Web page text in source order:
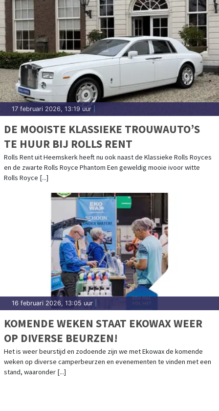
17 februari 2026, 13:19 uur
DE MOOISTE KLASSIEKE TROUWAUTO’S
TE HUUR BIJ ROLLS RENT
Rolls Rent uit Heemskerk heeft nu ook naast de Klassieke Rolls Royces
en de zwarte Rolls Royce Phantom Een geweldig mooie ivoor witte
Rolls Royce [...]
16 februari 2026, 13:05 uur
KOMENDE WEKEN STAAT EKOWAX WEER
OP DIVERSE BEURZEN!
Het is weer beurstijd en zodoende zijn we met Ekowax de komende
weken op diverse camperbeurzen en evenementen te vinden met een
stand, waaronder [...]